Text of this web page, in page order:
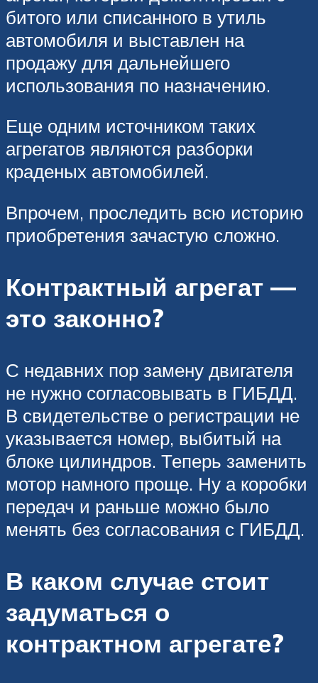
битого или списанного в утиль
автомобиля и выставлен на
продажу для дальнейшего
использования по назначению.
Еще одним источником таких
агрегатов являются разборки
краденых автомобилей.
Впрочем, проследить всю историю
приобретения зачастую сложно.
Контрактный агрегат —
это законно?
С недавних пор замену двигателя
не нужно согласовывать в ГИБДД.
В свидетельстве о регистрации не
указывается номер, выбитый на
блоке цилиндров. Теперь заменить
мотор намного проще. Ну а коробки
передач и раньше можно было
менять без согласования с ГИБДД.
В каком случае стоит
задуматься о
контрактном агрегате?